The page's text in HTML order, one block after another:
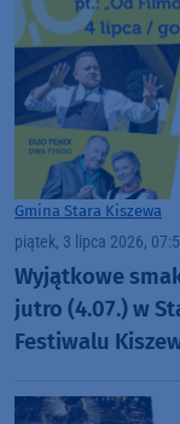
Gmina Stara Kiszewa
piątek, 3 lipca 2026,
Wyjątkowe
jutro (4.07.) w
Festiwalu